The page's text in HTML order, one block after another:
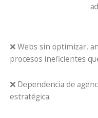
❌ Webs sin optimizar,
procesos ineficientes
❌ Dependencia de
estratégica.